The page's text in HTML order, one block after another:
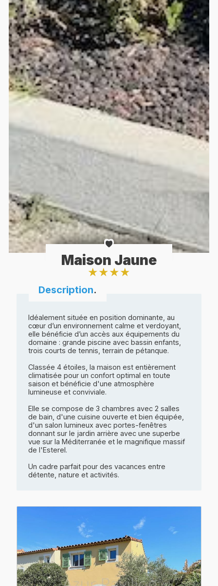
Maison Jaune
★★★★
Description.
Idéalement située en position dominante, au
cœur d’un environnement calme et verdoyant,
elle bénéficie d’un accès aux équipements du
domaine : grande piscine avec bassin enfants,
trois courts de tennis, terrain de pétanque.
Classée 4 étoiles, la maison est entièrement
climatisée pour un confort optimal en toute
saison et bénéficie d'une atmosphère
lumineuse et conviviale.
Elle se compose de 3 chambres avec 2 salles
de bain, d'une cuisine ouverte et bien équipée,
d'un salon lumineux avec portes-fenêtres
donnant sur le jardin arrière avec une superbe
vue sur la Méditerranée et le magnifique massif
de l'Esterel.
Un cadre parfait pour des vacances entre
détente, nature et activités.